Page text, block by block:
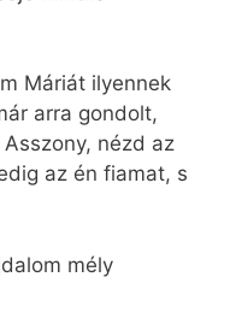
Máriát ilyennek
arra gondolt,
nézd az
az én fiamat, s
mély